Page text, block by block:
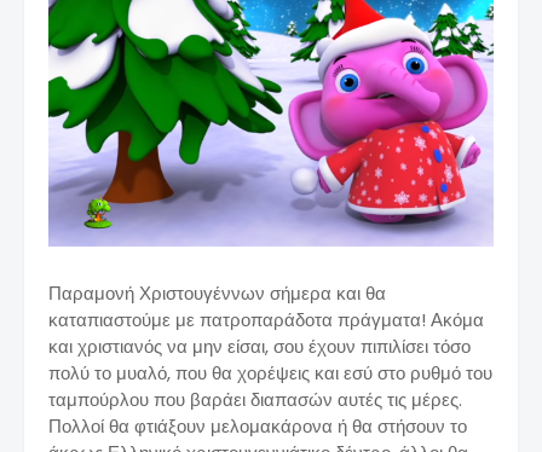
Παραμονή Χριστουγέννων σήμερα και θα
καταπιαστούμε με πατροπαράδοτα πράγματα! Ακόμα
και χριστιανός να μην είσαι, σου έχουν πιπιλίσει τόσο
πολύ το μυαλό, που θα χορέψεις και εσύ στο ρυθμό του
ταμπούρλου που βαράει διαπασών αυτές τις μέρες.
Πολλοί θα φτιάξουν μελομακάρονα ή θα στήσουν το